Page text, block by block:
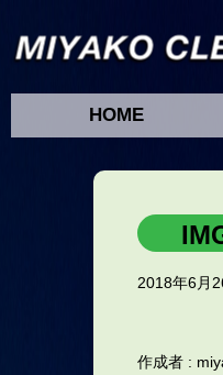
HOME
2018年6月
作成者 :